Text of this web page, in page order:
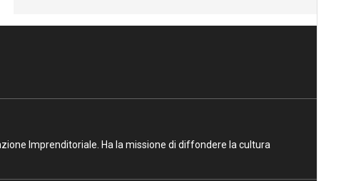
Imprenditoriale. Ha la missione di diffondere la cultura